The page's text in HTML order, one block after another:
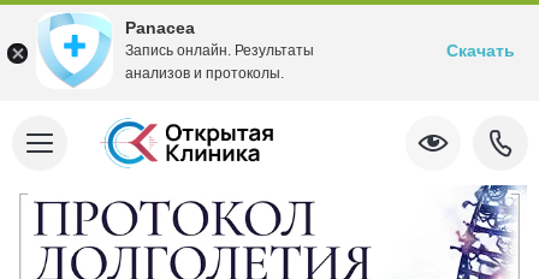
Panacea
Запись онлайн. Результаты
анализов и протоколы.
Скачать